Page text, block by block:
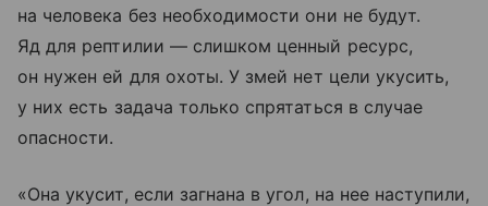
на человека без необходимости они не будут.
Яд для рептилии — слишком ценный ресурс,
он нужен ей для охоты. У змей нет цели укусить,
у них есть задача только спрятаться в случае
опасности.
«Она укусит, если загнана в угол, на нее наступили,